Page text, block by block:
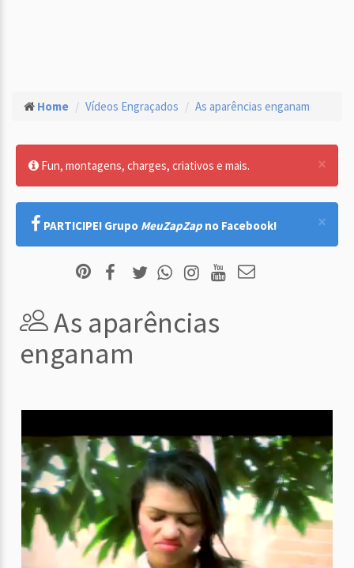
Home Vídeos Engraçados As aparências enganam
×
Fun, montagens, charges, criativos e mais.
×
PARTICIPE! Grupo MeuZapZap no Facebook!
As aparências
enganam